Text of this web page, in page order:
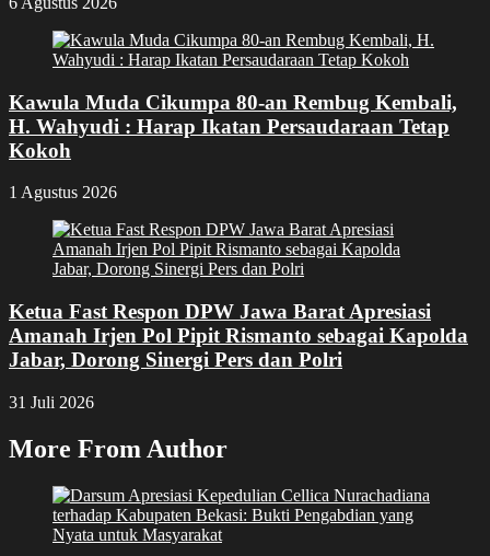
Kawula Muda Cikumpa 80-an Rembug Kembali,
H. Wahyudi : Harap Ikatan Persaudaraan Tetap
Kokoh
1 Agustus 2026
Ketua Fast Respon DPW Jawa Barat Apresiasi
Amanah Irjen Pol Pipit Rismanto sebagai Kapolda
Jabar, Dorong Sinergi Pers dan Polri
31 Juli 2026
More From Author